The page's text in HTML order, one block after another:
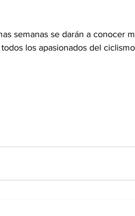
semanas se darán a conocer
los apasionados del ciclismo